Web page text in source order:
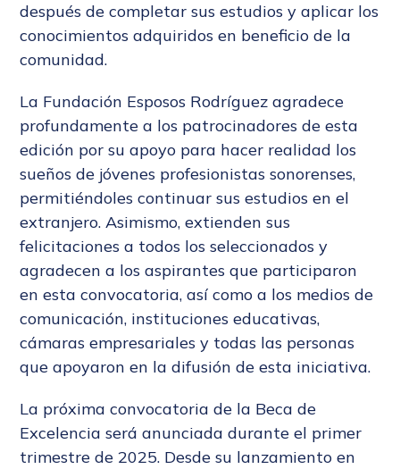
después de completar sus estudios y aplicar los
conocimientos adquiridos en beneficio de la
comunidad.
La Fundación Esposos Rodríguez agradece
profundamente a los patrocinadores de esta
edición por su apoyo para hacer realidad los
sueños de jóvenes profesionistas sonorenses,
permitiéndoles continuar sus estudios en el
extranjero. Asimismo, extienden sus
felicitaciones a todos los seleccionados y
agradecen a los aspirantes que participaron
en esta convocatoria, así como a los medios de
comunicación, instituciones educativas,
cámaras empresariales y todas las personas
que apoyaron en la difusión de esta iniciativa.
La próxima convocatoria de la Beca de
Excelencia será anunciada durante el primer
trimestre de 2025. Desde su lanzamiento en